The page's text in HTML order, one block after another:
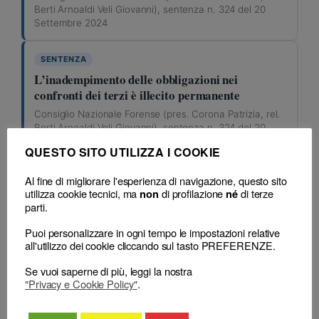
Berti Arnoaldi Veli Giovanni), sentenza n. 324 del 20
Settembre 2024
SENTENZA
L’inadempimento delle obbligazioni nei
confronti dei terzi è illecito permanente
Consiglio Nazionale Forense (pres. Corona Patrizia, rel.
Berti Arnoaldi Veli Giovanni), sentenza n. 324 del 20
SENTENZA
confronti dei terzi: la prescrizione civilistica
non scrimina l’illecito deontologico
Consiglio Nazionale Forense (pres. Corona Patrizia, rel.
Berti Arnoaldi Veli Giovanni), sentenza n. 324 del 20
QUESTO SITO UTILIZZA I COOKIE
Al fine di migliorare l'esperienza di navigazione, questo sito
utilizza cookie tecnici, ma non di profilazione nédi terze
parti.
Puoi personalizzare in ogni tempo le impostazioni relative
all'utilizzo dei cookie cliccando sul tasto PREFERENZE.
Se vuoi saperne di più, leggi la nostra
"Privacy e Cookie Policy".